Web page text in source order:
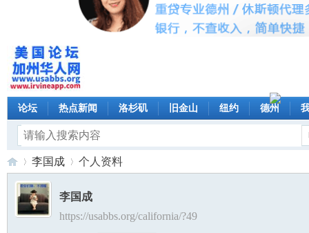
论坛 热点新闻 洛杉矶 旧金山 纽约 德州
美›
李国成
›
个人资料
李国成
https://usabbs.org/california/?49